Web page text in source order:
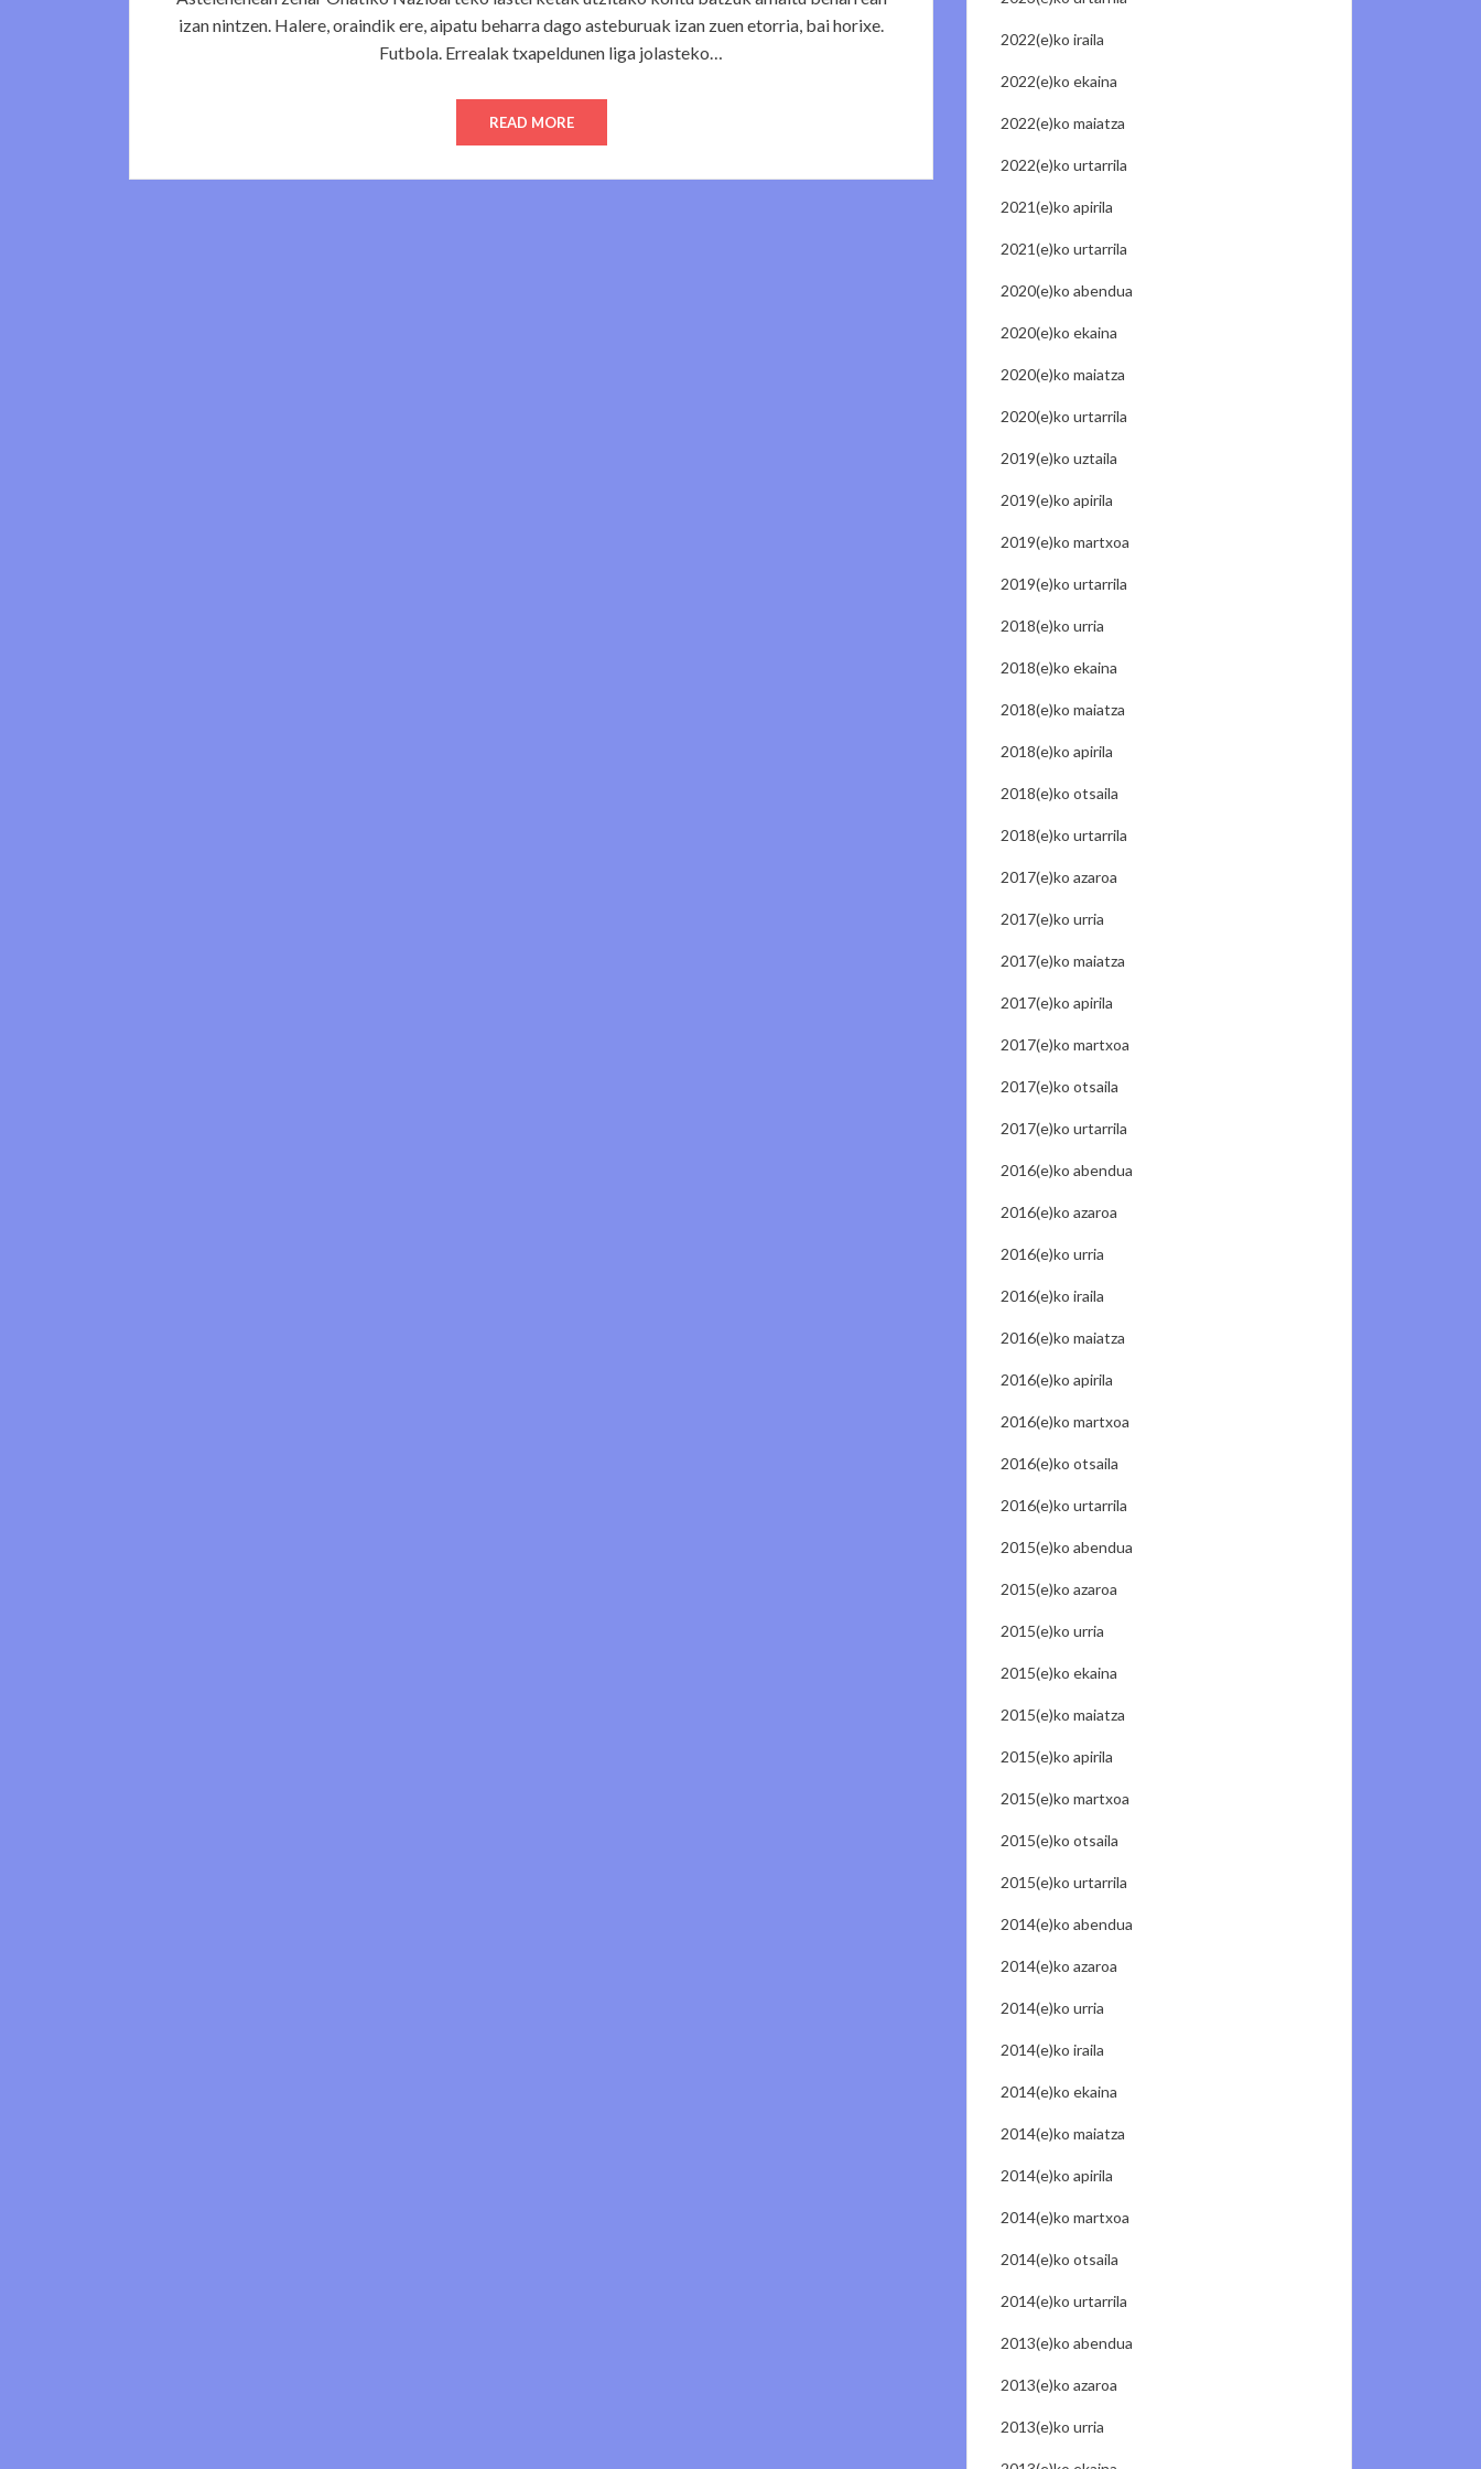
izan nintzen. Halere, oraindik ere, aipatu beharra dago asteburuak izan zuen etorria, bai horixe.
Futbola. Errealak txapeldunen liga jolasteko…
READ MORE
2022(e)ko iraila
2022(e)ko ekaina
2022(e)ko maiatza
2022(e)ko urtarrila
2021(e)ko apirila
2021(e)ko urtarrila
2020(e)ko abendua
2020(e)ko ekaina
2020(e)ko maiatza
2020(e)ko urtarrila
2019(e)ko uztaila
2019(e)ko apirila
2019(e)ko martxoa
2019(e)ko urtarrila
2018(e)ko urria
2018(e)ko ekaina
2018(e)ko maiatza
2018(e)ko apirila
2018(e)ko otsaila
2018(e)ko urtarrila
2017(e)ko azaroa
2017(e)ko urria
2017(e)ko maiatza
2017(e)ko apirila
2017(e)ko martxoa
2017(e)ko otsaila
2017(e)ko urtarrila
2016(e)ko abendua
2016(e)ko azaroa
2016(e)ko urria
2016(e)ko iraila
2016(e)ko maiatza
2016(e)ko apirila
2016(e)ko martxoa
2016(e)ko otsaila
2016(e)ko urtarrila
2015(e)ko abendua
2015(e)ko azaroa
2015(e)ko urria
2015(e)ko ekaina
2015(e)ko maiatza
2015(e)ko apirila
2015(e)ko martxoa
2015(e)ko otsaila
2015(e)ko urtarrila
2014(e)ko abendua
2014(e)ko azaroa
2014(e)ko urria
2014(e)ko iraila
2014(e)ko ekaina
2014(e)ko maiatza
2014(e)ko apirila
2014(e)ko martxoa
2014(e)ko otsaila
2014(e)ko urtarrila
2013(e)ko abendua
2013(e)ko azaroa
2013(e)ko urria